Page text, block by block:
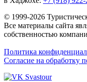
© 1999-2026
Все материалы сайта
собственностью
Политика
Согласие на обработку